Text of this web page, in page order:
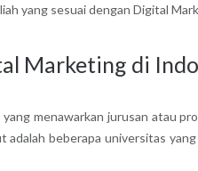
yang sesuai dengan Digital
Marketing di
menawarkan jurusan atau
adalah beberapa universitas